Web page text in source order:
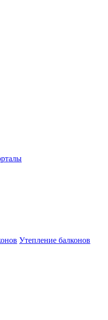
Утепление балконов